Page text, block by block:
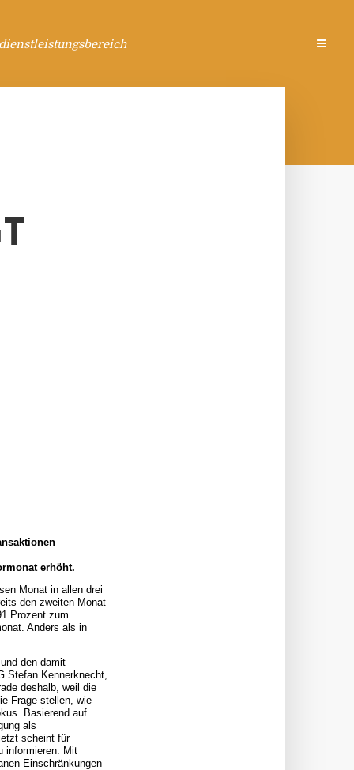
erhöht.
Monat in allen drei
den zweiten Monat
Prozent zum
Anders als in
den damit
Stefan Kennerknecht,
deshalb, weil die
Frage stellen, wie
Basierend auf
als
scheint für
informieren. Mit
Einschränkungen